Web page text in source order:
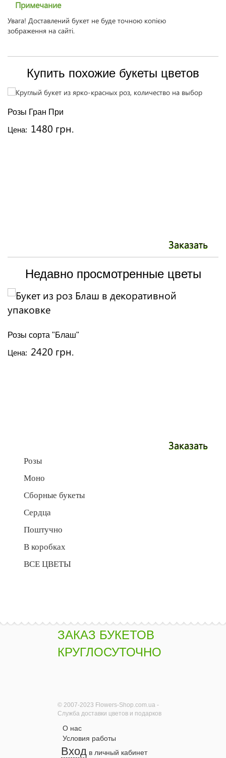
Примечание
Увага! Доставлений букет не буде точною копією
зображення на сайті.
Купить похожие букеты цветов
Розы Гран При
Цена: 1480 грн.
Заказать
Недавно просмотренные цветы
Розы сорта "Блаш"
Цена: 2420 грн.
Заказать
Розы
Моно
Сборные букеты
Сердца
Поштучно
В коробках
ВСЕ ЦВЕТЫ
ЗАКАЗ БУКЕТОВ
КРУГЛОСУТОЧНО
© 2007-2023 Flowers-Shop.com.ua -
Служба доставки цветов и подарков
О нас
Условия работы
Вход в личный кабинет